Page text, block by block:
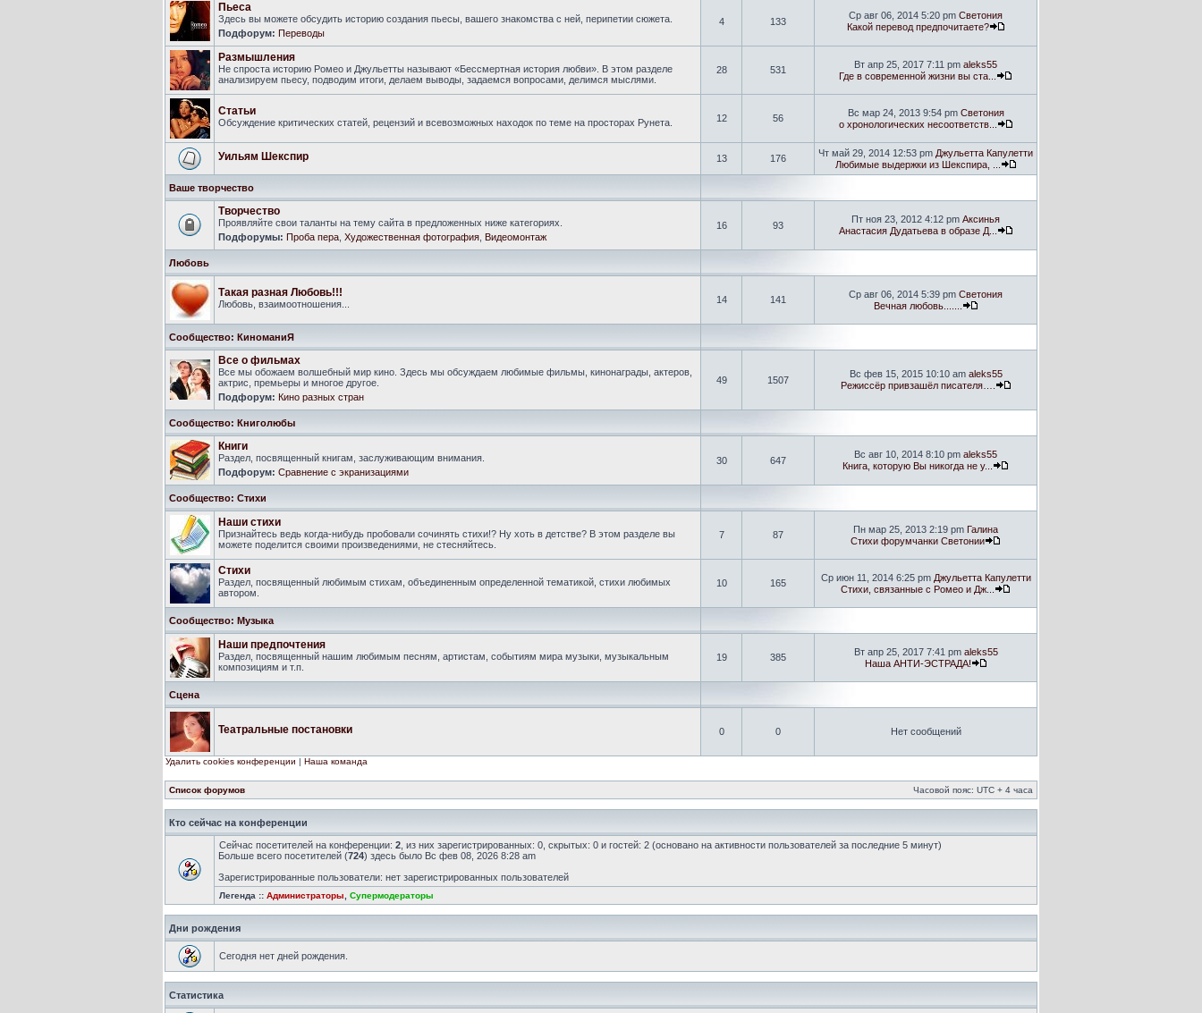
Пьеса
Здесь вы можете обсудить историю создания пьесы, вашего знакомства с ней, перипетии сюжета.
Подфорум: Переводы
4 133
Ср авг 06, 2014 5:20 pm Светония
Какой перевод предпочитаете?
Размышления
Не спроста историю Ромео и Джульетты называют «Бессмертная история любви». В этом разделе
анализируем пьесу, подводим итоги, делаем выводы, задаемся вопросами, делимся мыслями.
28 531 Вт апр 25, 2017 7:11 pm aleks55
Где в современной жизни вы ста...
Статьи
Обсуждение критических статей, рецензий и всевозможных находок по теме на просторах Рунета. 12 56 Вс мар 24, 2013 9:54 pm Светония
о хронологических несоответств...
Уильям Шекспир 13 176 Чт май 29, 2014 12:53 pm Джульетта Капулетти
Любимые выдержки из Шекспира, ...
Ваше творчество
Творчество
Проявляйте свои таланты на тему сайта в предложенных ниже категориях.
Подфорумы: Проба пера Художественная фотография Видеомонтаж
16 93
Пт ноя 23, 2012 4:12 pm Аксинья
Анастасия Дудатьева в образе Д...
Любовь
Такая разная Любовь!!!
Любовь, взаимоотношения... 14 141 Ср авг 06, 2014 5:39 pm Светония
Вечная любовь.......
Сообщество: КиноманиЯ
Все о фильмах
Все мы обожаем волшебный мир кино. Здесь мы обсуждаем любимые фильмы, кинонаграды, актеров,
актрис, премьеры и многое другое.
Подфорум: Кино разных стран
49 1507
Вс фев 15, 2015 10:10 am aleks55
Режиссёр привзашёл писателя….
Сообщество: Книголюбы
Книги
Раздел, посвященный книгам, заслуживающим внимания.
Подфорум: Сравнение с экранизациями
30 647
Вс авг 10, 2014 8:10 pm aleks55
Книга, которую Вы никогда не у...
Сообщество: Стихи
Наши стихи
Признайтесь ведь когда-нибудь пробовали сочинять стихи!? Ну хоть в детстве? В этом разделе вы
можете поделится своими произведениями, не стесняйтесь.
7 87 Пн мар 25, 2013 2:19 pm Галина
Стихи форумчанки Светонии
Стихи
Раздел, посвященный любимым стихам, объединенным определенной тематикой, стихи любимых
автором.
10 165 Ср июн 11, 2014 6:25 pm Джульетта Капулетти
Стихи, связанные с Ромео и Дж...
Сообщество: Музыка
Наши предпочтения
Раздел, посвященный нашим любимым песням, артистам, событиям мира музыки, музыкальным
композициям и т.п.
19 385 Вт апр 25, 2017 7:41 pm aleks55
Наша АНТИ-ЭСТРАДА!
Сцена
Театральные постановки 0 0 Нет сообщений
Удалить cookies конференции | Наша команда
Список форумов Часовой пояс: UTC + 4 часа
Кто сейчас на конференции
Сейчас посетителей на конференции: 2 , из них зарегистрированных: 0, скрытых: 0 и гостей: 2 (основано на активности пользователей за последние 5 минут)
Больше всего посетителей (724) здесь было Вс фев 08, 2026 8:28 am
Зарегистрированные пользователи: нет зарегистрированных пользователей
Легенда :: Администраторы Супермодераторы
Дни рождения
Сегодня нет дней рождения.
Статистика